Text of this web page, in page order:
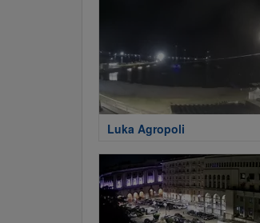
Luka Agropoli